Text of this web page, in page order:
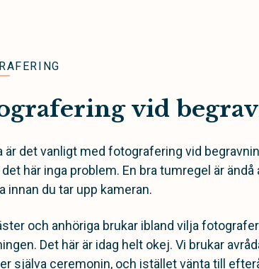
vid
är det vanligt med fotografering vid
här inga problem. En bra tumregel är ändå
innan du tar upp kameran.
och anhöriga brukar ibland vilja
Det här är idag helt okej. Vi brukar
själva ceremonin, och istället vänta till